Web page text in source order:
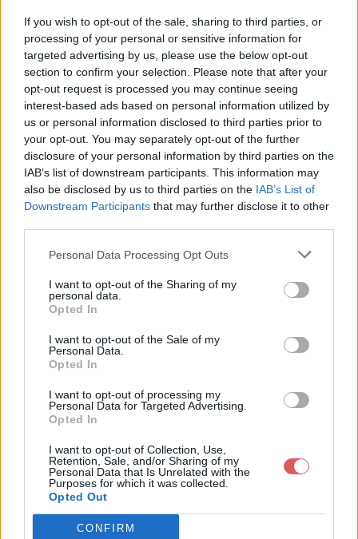
If you wish to opt-out of the sale, sharing to third parties, or
processing of your personal or sensitive information for
targeted advertising by us, please use the below opt-out
section to confirm your selection. Please note that after your
opt-out request is processed you may continue seeing
interest-based ads based on personal information utilized by
us or personal information disclosed to third parties prior to
your opt-out. You may separately opt-out of the further
disclosure of your personal information by third parties on the
IAB’s list of downstream participants. This information may
also be disclosed by us to third parties on the IAB’s List of
Downstream Participants that may further disclose it to other
Personal Data Processing Opt Outs
I want to opt-out of the Sharing of my
personal data.
Opted In
I want to opt-out of the Sale of my
Personal Data.
Opted In
I want to opt-out of processing my
Personal Data for Targeted Advertising.
Opted In
I want to opt-out of Collection, Use,
Retention, Sale, and/or Sharing of my
Personal Data that Is Unrelated with the
Purposes for which it was collected.
Opted Out
CONFIRM
Taille de l'archive: 4532 octets, nombre de fichiers et
-rw-r--r--  2.1 unx    16567 bX defN 11-Jun-01 15:18
drwxrwxr-x  2.1 unx        0 bx stor 11-Jun-01 18:00
-rw-r--r--  2.1 unx       82 bX defN 11-Jun-01 15:18
Partager le fichier
contact.php.zip sur le Web et les
réseaux sociaux:
Télécharger le fichier contact.ph
p.zip